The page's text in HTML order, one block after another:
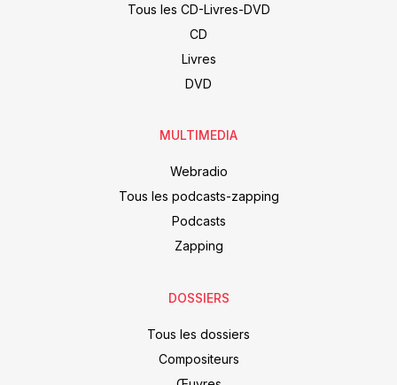
Tous les CD-Livres-DVD
CD
Livres
DVD
MULTIMEDIA
Webradio
Tous les podcasts-zapping
Podcasts
Zapping
DOSSIERS
Tous les dossiers
Compositeurs